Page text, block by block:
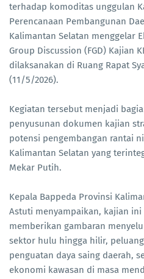
terhadap komoditas unggulan
Perencanaan Pembangunan
Kalimantan Selatan menggelar
Group Discussion (FGD) Kajian
dilaksanakan di Ruang Rapat
(11/5/2026).
Kegiatan tersebut menjadi
penyusunan dokumen kajian
potensi pengembangan rantai
Kalimantan Selatan yang
Mekar Putih.
Kepala Bappeda Provinsi
Astuti menyampaikan, kajian
memberikan gambaran
sektor hulu hingga hilir,
penguatan daya saing daerah,
ekonomi kawasan di masa